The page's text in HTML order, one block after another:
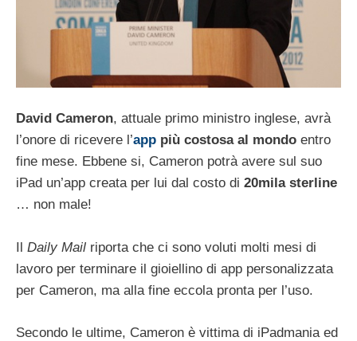
David Cameron, attuale primo ministro inglese, avrà
l’onore di ricevere l’app più costosa al mondo entro
fine mese. Ebbene si, Cameron potrà avere sul suo
iPad un’app creata per lui dal costo di 20mila sterline
… non male!
Daily Mail riporta che ci sono voluti molti mesi di
lavoro per terminare il gioiellino di app personalizzata
per Cameron, ma alla fine eccola pronta per l’uso.
Secondo le ultime, Cameron è vittima di iPadmania ed